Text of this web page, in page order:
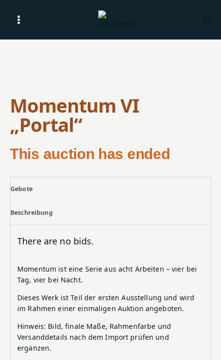
Inhalt
springen
Momentum VI
„Portal“
This auction has ended
Gebote
Beschreibung
There are no bids.
Momentum ist eine Serie aus acht Arbeiten – vier bei
Tag, vier bei Nacht.
Dieses Werk ist Teil der ersten Ausstellung und wird
im Rahmen einer einmaligen Auktion angeboten.
Hinweis: Bild, finale Maße, Rahmenfarbe und
Versanddetails nach dem Import prüfen und
ergänzen.